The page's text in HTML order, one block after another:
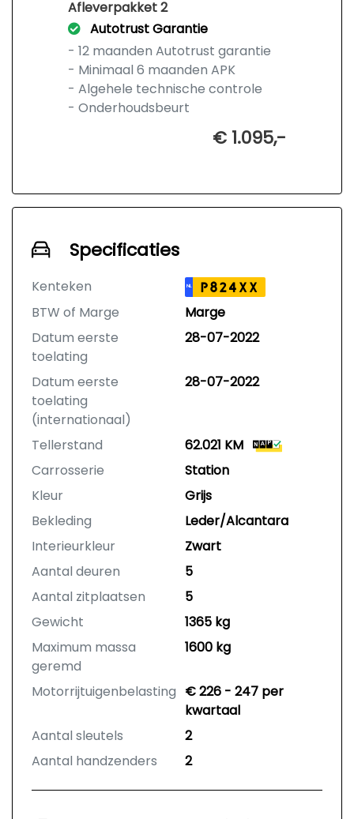
Afleverpakket 2
Autotrust Garantie
- 12 maanden Autotrust garantie
- Minimaal 6 maanden APK
- Algehele technische controle
- Onderhoudsbeurt
€ 1.095,-
Specificaties
Kenteken NL P824XX
BTW of Marge
Marge
Datum eerste
toelating
28-07-2022
Datum eerste
toelating
(internationaal)
28-07-2022
Tellerstand
62.021 KM
Carrosserie
Station
Kleur
Grijs
Bekleding
Leder/Alcantara
Interieurkleur
Zwart
Aantal deuren
5
Aantal zitplaatsen
5
Gewicht
1365 kg
Maximum massa
geremd
1600 kg
Motorrijtuigenbelasting € 226 - 247 per
kwartaal
Aantal sleutels
2
Aantal handzenders
2